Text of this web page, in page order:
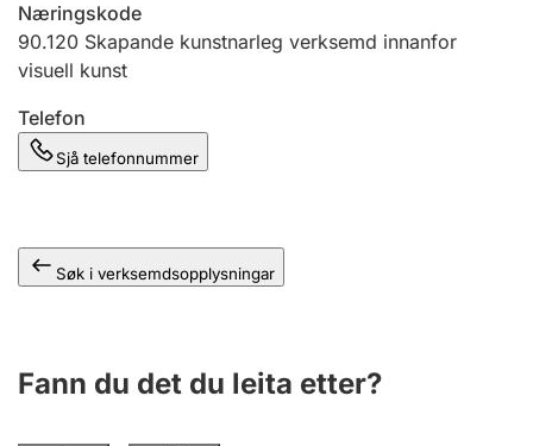
Andre tema
Næringskode
90.120 Skapande kunstnarleg verksemd innanfor
visuell kunst
Telefon
Sjå telefonnummer
Søk i verksemdsopplysningar
Fann du det du leita etter?